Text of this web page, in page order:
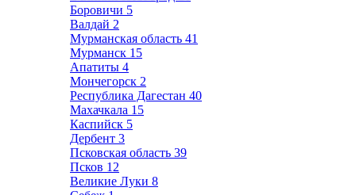
Боровичи 5
Валдай 2
Мурманская область 41
Мурманск 15
Апатиты 4
Мончегорск 2
Республика Дагестан 40
Махачкала 15
Каспийск 5
Дербент 3
Псковская область 39
Псков 12
Великие Луки 8